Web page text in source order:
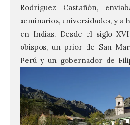
Rodríguez Castañón,
seminarios, universidades, y a
en Indias. Desde el siglo
obispos, un prior de San
Perú y un gobernador de